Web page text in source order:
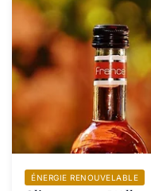
ÉNERGIE RENOUVELABLE